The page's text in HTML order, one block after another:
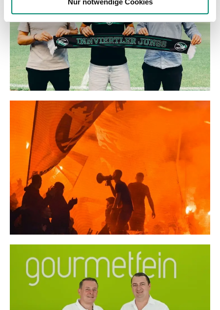
haben oder die sie im Rahmen Ihrer Nutzung der Dienste
gesammelt haben.
Weitere Details, insbesondere zu Speicherdauer und
Empfänger entnehmen Sie unserer
Datenschutzerklärung .
Nur notwendige Cookies